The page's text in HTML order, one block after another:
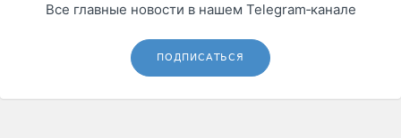
Все главные новости в нашем Telegram‑канале
ПОДПИСАТЬСЯ